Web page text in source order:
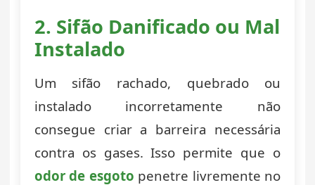
2. Sifão Danificado ou Mal
Instalado
Um sifão rachado, quebrado ou
instalado incorretamente não
consegue criar a barreira necessária
contra os gases. Isso permite que o
odor de esgoto penetre livremente no